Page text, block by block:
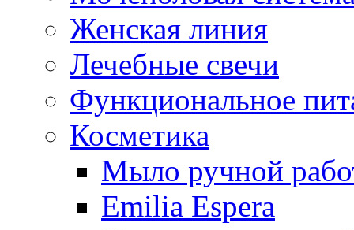
Женская линия
Лечебные свечи
Функциональное
Косметика
Мыло ручной
Emilia Espera